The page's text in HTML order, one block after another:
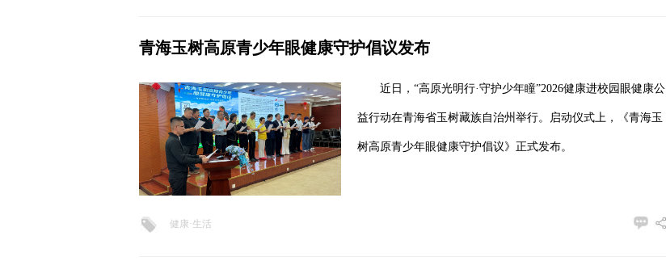
青海玉树高原青少年眼健康守护倡议发布
近日，“高原光明行·守护少年瞳”2026健康进校园眼健康公
益行动在青海省玉树藏族自治州举行。启动仪式上，《青海玉
树高原青少年眼健康守护倡议》正式发布。
健康·生活